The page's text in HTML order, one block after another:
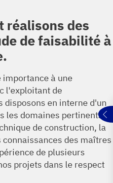
réalisons des
de faisabilité à
importance à une
l'exploitant de
en interne d'un
les domaines pertinents
de construction, la
des maîtres
de plusieurs
projets dans le respect